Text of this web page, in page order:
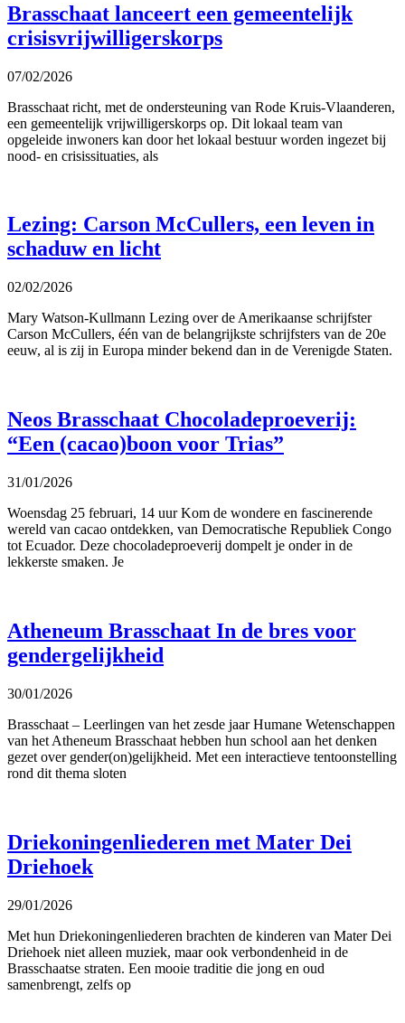
Brasschaat lanceert een gemeentelijk
crisisvrijwilligerskorps
07/02/2026
Brasschaat richt, met de ondersteuning van Rode Kruis-Vlaanderen,
een gemeentelijk vrijwilligerskorps op. Dit lokaal team van
opgeleide inwoners kan door het lokaal bestuur worden ingezet bij
nood- en crisissituaties, als
Lezing: Carson McCullers, een leven in
schaduw en licht
02/02/2026
Mary Watson-Kullmann Lezing over de Amerikaanse schrijfster
Carson McCullers, één van de belangrijkste schrijfsters van de 20e
eeuw, al is zij in Europa minder bekend dan in de Verenigde Staten.
Neos Brasschaat Chocoladeproeverij:
“Een (cacao)boon voor Trias”
31/01/2026
Woensdag 25 februari, 14 uur Kom de wondere en fascinerende
wereld van cacao ontdekken, van Democratische Republiek Congo
tot Ecuador. Deze chocoladeproeverij dompelt je onder in de
lekkerste smaken. Je
Atheneum Brasschaat In de bres voor
gendergelijkheid
30/01/2026
Brasschaat – Leerlingen van het zesde jaar Humane Wetenschappen
van het Atheneum Brasschaat hebben hun school aan het denken
gezet over gender(on)gelijkheid. Met een interactieve tentoonstelling
rond dit thema sloten
Driekoningenliederen met Mater Dei
Driehoek
29/01/2026
Met hun Driekoningenliederen brachten de kinderen van Mater Dei
Driehoek niet alleen muziek, maar ook verbondenheid in de
Brasschaatse straten. Een mooie traditie die jong en oud
samenbrengt, zelfs op